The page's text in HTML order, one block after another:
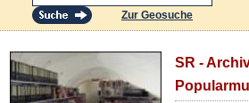
Zur Geosuche
SR -